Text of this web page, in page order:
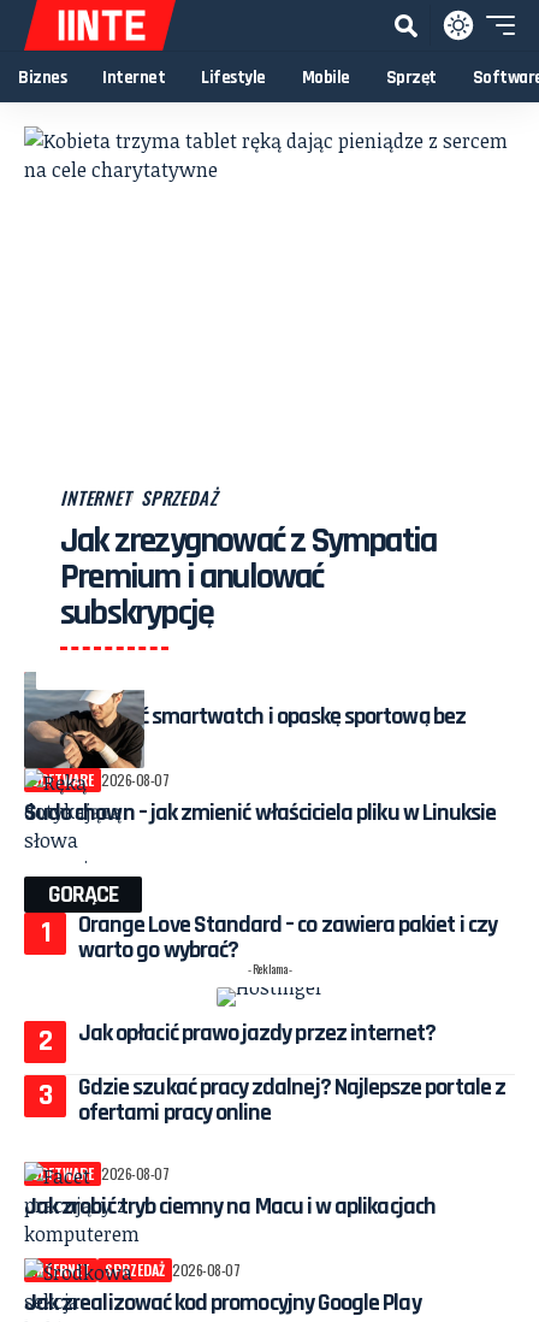
Biznes Internet Lifestyle Mobile Sprzęt
INTERNET SPRZEDAŻ
Jak zrezygnować z Sympatia
Premium i anulować
subskrypcję
MOBILE
Jak wyczyścić smartwatch i opaskę sportową bez
uszkodzeń
SOFTWARE 2026-08-07
Sudo chown – jak zmienić właściciela pliku w Linuksie
GORĄCE
Orange Love Standard – co zawiera pakiet i czy
warto go wybrać?
- Reklama -
Jak opłacić prawo jazdy przez internet?
Gdzie szukać pracy zdalnej? Najlepsze portale z
ofertami pracy online
SOFTWARE 2026-08-07
Jak zrobić tryb ciemny na Macu i w aplikacjach
INTERNET SPRZEDAŻ 2026-08-07
Jak zrealizować kod promocyjny Google Play